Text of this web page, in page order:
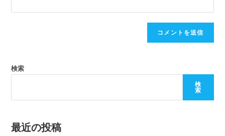
検索
検
索
最近の投稿